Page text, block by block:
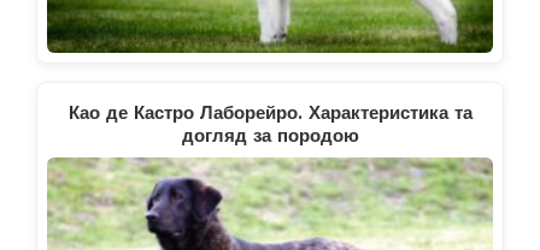
Као де Кастро Лаборейро. Характеристика та
догляд за породою